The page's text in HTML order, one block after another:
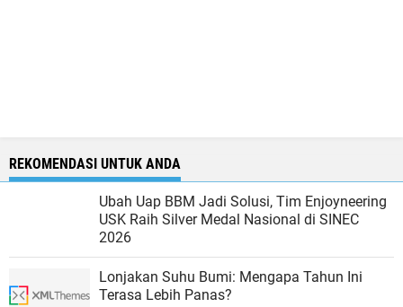
REKOMENDASI UNTUK ANDA
Ubah Uap BBM Jadi Solusi, Tim Enjoyneering
USK Raih Silver Medal Nasional di SINEC
2026
Lonjakan Suhu Bumi: Mengapa Tahun Ini
Terasa Lebih Panas?